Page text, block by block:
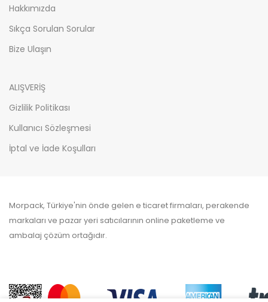
Hakkımızda
Sıkça Sorulan Sorular
Bize Ulaşın
ALIŞVERİŞ
Gizlilik Politikası
Kullanıcı Sözleşmesi
İptal ve İade Koşulları
Morpack, Türkiye'nin önde gelen e ticaret firmaları, perakende
markaları ve pazar yeri satıcılarının online paketleme ve
ambalaj çözüm ortağıdır.